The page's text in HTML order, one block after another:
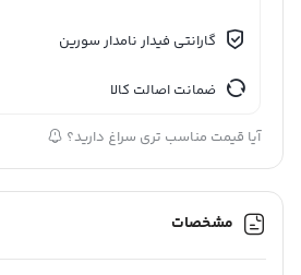
گارانتی فیدار نامدار سورین
ضمانت اصالت کالا
آیا قیمت مناسب تری سراغ دارید؟
مشخصات